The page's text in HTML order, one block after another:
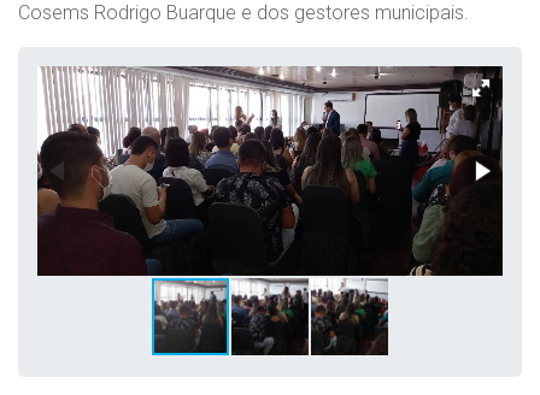
Cosems Rodrigo Buarque e dos gestores municipais.